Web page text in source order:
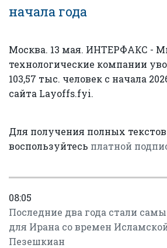
начала года
Москва. 13 мая. ИНТЕРФАКС -
технологические компании
103,57 тыс. человек с начала
сайта Layoffs.fyi.
Для получения полных
воспользуйтесь платной
08:05
Последние два года стали
для Ирана со времен
Пезешкиан